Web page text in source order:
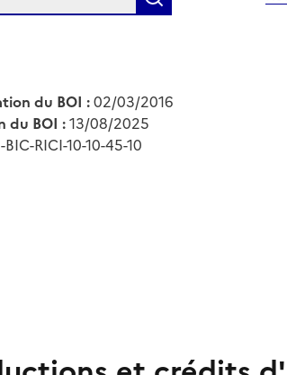
du BOI :02/03/2016
du BOI :13/08/2025
BIC-RICI-10-10-45-10